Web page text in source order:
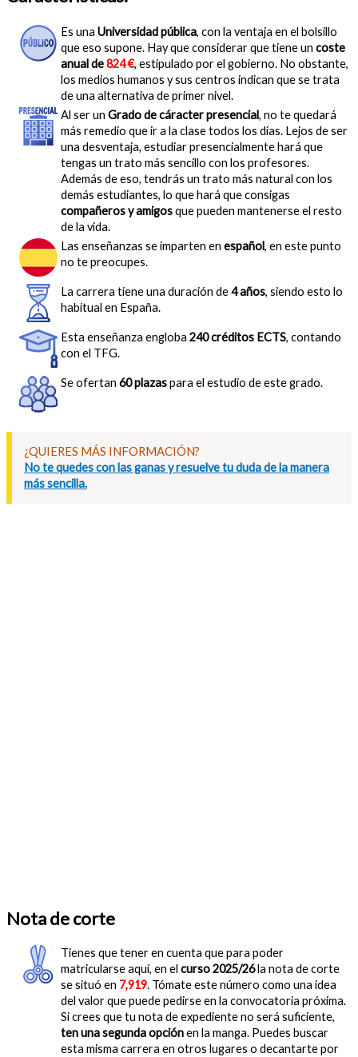
Es una Universidad pública, con la ventaja en el bolsillo
que eso supone. Hay que considerar que tiene un coste
anual de824 €, estipulado por el gobierno. No obstante,
los medios humanos y sus centros indican que se trata
de una alternativa de primer nivel.
Al ser un Grado de cáracter presencial, no te quedará
más remedio que ir a la clase todos los días. Lejos de ser
una desventaja, estudiar presencialmente hará que
tengas un trato más sencillo con los profesores.
Además de eso, tendrás un trato más natural con los
demás estudiantes, lo que hará que consigas
compañeros y amigosque pueden mantenerse el resto
de la vida.
Las enseñanzas se imparten en español, en este punto
no te preocupes.
La carrera tiene una duración de4 años, siendo esto lo
habitual en España.
Esta enseñanza engloba 240 créditos ECTS, contando
con el TFG.
Se ofertan 60 plazaspara el estudio de este grado.
¿QUIERES MÁS INFORMACIÓN?
No te quedes con las ganas y resuelve tu duda de la manera
más sencilla.
Nota de corte
Tienes que tener en cuenta que para poder
matricularse aquí, en el curso 2025/26la nota de corte
se situó en 7,919. Tómate este número como una idea
del valor que puede pedirse en la convocatoria próxima.
Si crees que tu nota de expediente no será suficiente,
ten una segunda opciónen la manga. Puedes buscar
esta misma carrera en otros lugares o decantarte por